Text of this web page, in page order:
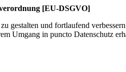
[EU-DSGVO]
gestalten und fortlaufend
Umgang in puncto Datenschutz